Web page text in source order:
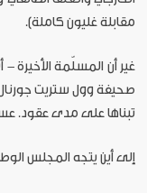
مقابلة غليون كاملة).
غير أن المسلّمة الأخيرة
صحيفة وول ستريت
تبناها على مدى عقود.
إلى أين يتجه المجلس